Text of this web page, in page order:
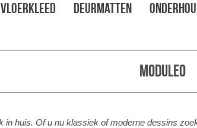
Vloerkleed Deurmatten
Moduleo
in huis. Of u nu klassiek of moderne dessins